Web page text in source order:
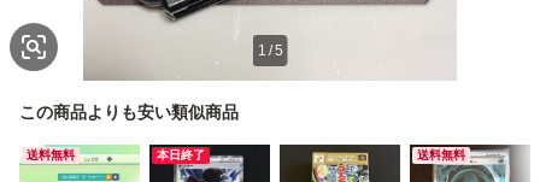
1 /5
この商品よりも安い類似商品
送料無料 本日終了 送料無料